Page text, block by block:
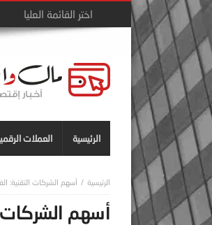
الرئيسية العملات
أسهم الشركات التقنية:
أسهم الشركات